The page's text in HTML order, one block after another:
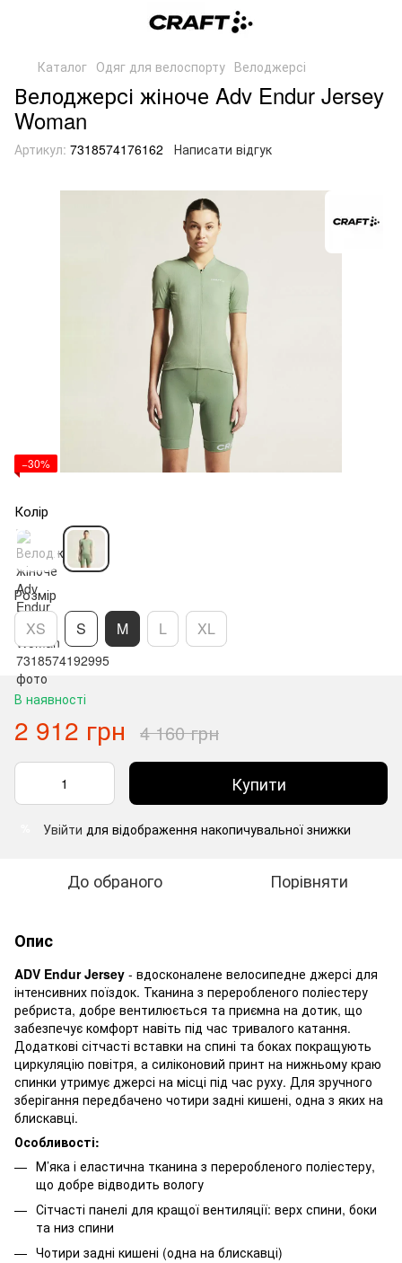
Каталог Одяг для велоспорту Велоджерсі
Велоджерсі жіноче Adv Endur Jersey
Woman
Артикул: 7318574176162 Написати відгук
−30%
Колір
Розмір
XS S M L XL
В наявності
2 912 грн 4 160 грн
Купити
Увійти для відображення накопичувальної знижки
До обраного Порівняти
Опис
ADV Endur Jersey - вдосконалене велосипедне джерсі для
інтенсивних поїздок. Тканина з переробленого поліестеру
ребриста, добре вентилюється та приємна на дотик, що
забезпечує комфорт навіть під час тривалого катання.
Додаткові сітчасті вставки на спині та боках покращують
циркуляцію повітря, а силіконовий принт на нижньому краю
спинки утримує джерсі на місці під час руху. Для зручного
зберігання передбачено чотири задні кишені, одна з яких на
блискавці.
Особливості:
М’яка і еластична тканина з переробленого поліестеру,
що добре відводить вологу
Сітчасті панелі для кращої вентиляції: верх спини, боки
та низ спини
Чотири задні кишені (одна на блискавці)